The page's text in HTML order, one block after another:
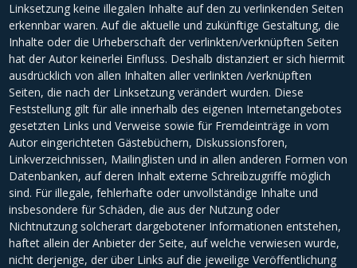
Linksetzung keine illegalen Inhalte auf den zu verlinkenden Seiten
erkennbar waren. Auf die aktuelle und zukünftige Gestaltung, die
Inhalte oder die Urheberschaft der verlinkten/verknüpften Seiten
hat der Autor keinerlei Einfluss. Deshalb distanziert er sich hiermit
ausdrücklich von allen Inhalten aller verlinkten /verknüpften
Seiten, die nach der Linksetzung verändert wurden. Diese
Feststellung gilt für alle innerhalb des eigenen Internetangebotes
gesetzten Links und Verweise sowie für Fremdeinträge in vom
Autor eingerichteten Gästebüchern, Diskussionsforen,
Linkverzeichnissen, Mailinglisten und in allen anderen Formen von
Datenbanken, auf deren Inhalt externe Schreibzugriffe möglich
sind. Für illegale, fehlerhafte oder unvollständige Inhalte und
insbesondere für Schäden, die aus der Nutzung oder
Nichtnutzung solcherart dargebotener Informationen entstehen,
haftet allein der Anbieter der Seite, auf welche verwiesen wurde,
nicht derjenige, der über Links auf die jeweilige Veröffentlichung